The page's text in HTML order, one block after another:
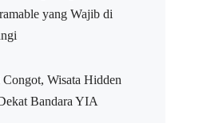
yang Wajib di
Congot, Wisata Hidden
Bandara YIA